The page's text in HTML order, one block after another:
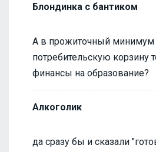
Блондинка с бантиком
А в прожиточный минимум
потребительскую корзину
финансы на образование?
Алкоголик
да сразу бы и сказали